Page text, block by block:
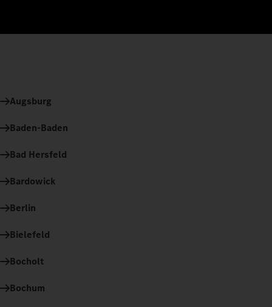
Augsburg
Baden-Baden
Bad Hersfeld
Bardowick
Berlin
Bielefeld
Bocholt
Bochum